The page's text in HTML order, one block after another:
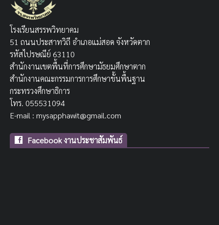
โรงเรียนสรรพวิทยาคม
51 ถนนประสาทวิถี อำเภอแม่สอด จังหวัดตาก
รหัสไปรษณีย์ 63110
สำนักงานเขตพื้นที่การศึกษามัธยมศึกษาตาก
สำนักงานคณะกรรมการการศึกษาขั้นพื้นฐาน
กระทรวงศึกษาธิการ
โทร. 055531094
E-mail : mysapphawit@gmail.com
Facebook งานประชาสัมพันธ์